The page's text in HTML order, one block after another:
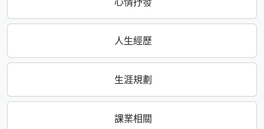
人生經歷
生涯規劃
課業相關